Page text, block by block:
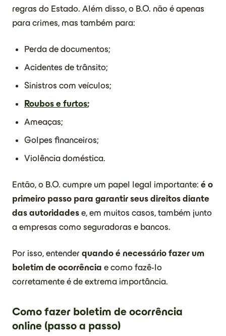
regras do Estado. Além disso, o B.O. não é apenas
para crimes, mas também para:
Perda de documentos;
Acidentes de trânsito;
Sinistros com veículos;
Roubos e furtos;
Ameaças;
Golpes financeiros;
Violência doméstica.
Então, o B.O. cumpre um papel legal importante: é o
primeiro passo para garantir seus direitos diante
das autoridades e, em muitos casos, também junto
a empresas como seguradoras e bancos.
Por isso, entender quando é necessário fazer um
boletim de ocorrência e como fazê-lo
corretamente é de extrema importância.
Como fazer boletim de ocorrência
online (passo a passo)